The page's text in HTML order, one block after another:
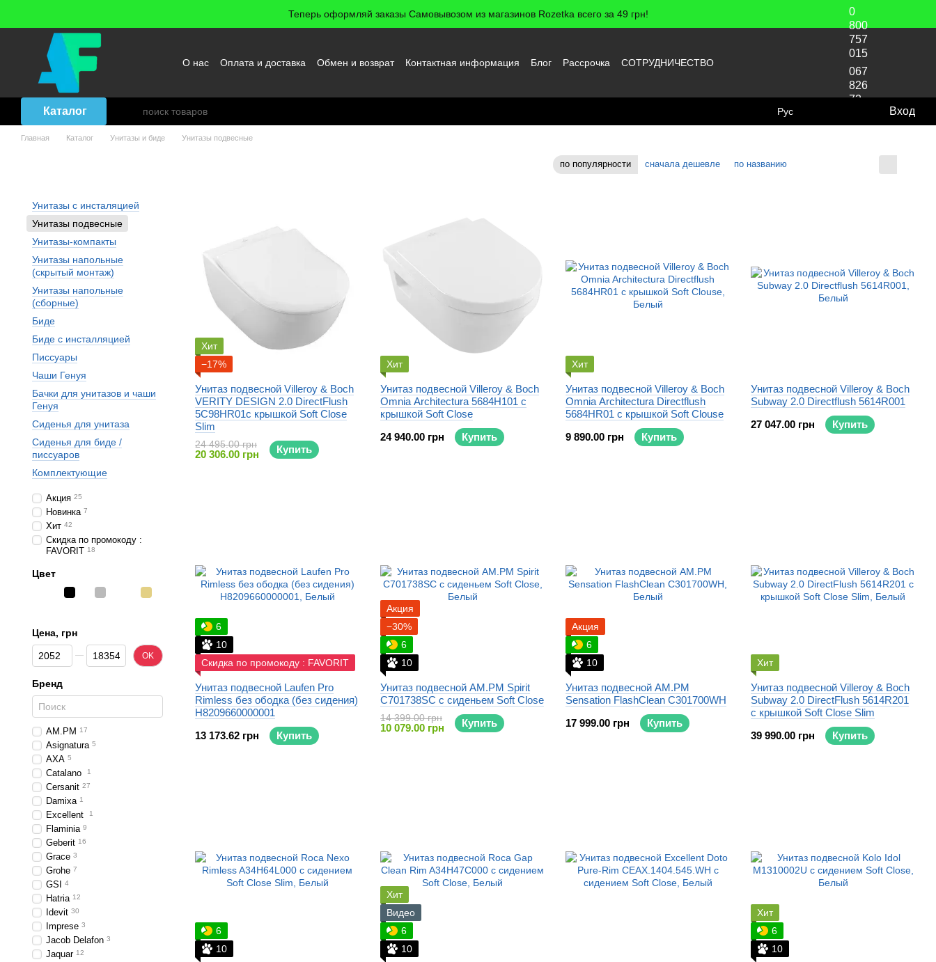
Теперь оформляй заказы Самовывозом из магазинов Rozetka всего за 49 грн!
О нас Оплата и доставка Обмен и возврат Контактная информация Блог Рассрочка
СОТРУДНИЧЕСТВО
0
800
757
015
067
826
72
Каталог Рус Вход
Главная Каталог Унитазы и биде Унитазы подвесные
по популярности сначала дешевле по названию
Хит
−17%
Унитаз подвесной Villeroy & Boch
VERITY DESIGN 2.0 DirectFlush
5C98HR01c крышкой Soft Close
Slim
24 495.00 грн
20 306.00 грн Купить
Хит
Унитаз подвесной Villeroy & Boch
Omnia Architectura 5684H101 с
крышкой Soft Close
24 940.00 грн
Купить
Хит
Унитаз подвесной Villeroy & Boch
Omnia Architectura Directflush
5684HR01 с крышкой Soft Clouse
9 890.00 грн
Купить
Унитаз подвесной Villeroy & Boch
Subway 2.0 Directflush 5614R001
27 047.00 грн
Купить
6
10
Скидка по промокоду : FAVORIT
Унитаз подвесной Laufen Pro
Rimless без ободка (без сидения)
H8209660000001
13 173.62 грн
Купить
Акция
−30%
6
10
Унитаз подвесной AM.PM Spirit
C701738SC с сиденьем Soft Close
14 399.00 грн
10 079.00 грн Купить
Акция
6
10
Унитаз подвесной AM.PM
Sensation FlashClean C301700WH
17 999.00 грн
Купить
Хит
Унитаз подвесной Villeroy & Boch
Subway 2.0 DirectFlush 5614R201
c крышкой Soft Close Slim
39 990.00 грн
Купить
6
10
Хит
Видео
6
10
Хит
6
10
Унитазы с инсталяцией
Унитазы подвесные
Унитазы-компакты
Унитазы напольные
(скрытый монтаж)
Унитазы напольные
(сборные)
Биде
Биде с инсталляцией
Писсуары
Чаши Генуя
Бачки для унитазов и чаши
Генуя
Сиденья для унитаза
Сиденья для биде /
писсуаров
Комплектующие
Акция 25
Новинка 7
Хит 42
Скидка по промокоду :
FAVORIT 18
Цвет
Цена, грн
От Цена, грн
До Цена, грн OK
Бренд
AM.PM 17
Asignatura 5
AXA 5
Catalano 1
Cersanit 27
Damixa 1
Excellent 1
Flaminia 9
Geberit 16
Grace 3
Grohe 7
GSI 4
Hatria 12
Idevit 30
Imprese 3
Jacob Delafon 3
Jaquar 12